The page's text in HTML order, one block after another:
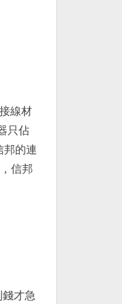
線材
只佔
邦的連
信邦
才急